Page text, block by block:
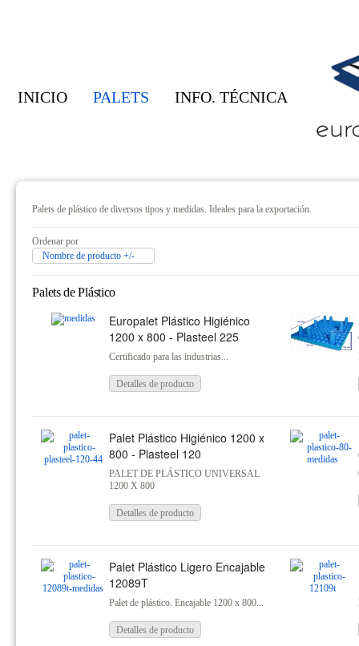
INICIO PALETS INFO. TÉCNICA
Palets de plástico de diversos tipos y medidas. Ideales para la exportación.
Ordenar por
Nombre de producto +/-
Palets de Plástico
Europalet Plástico Higiénico
1200 x 800 - Plasteel 225
Certificado para las industrias...
Detalles de producto
Palet Plástico Higiénico 1200 x
800 - Plasteel 120
PALET DE PLÁSTICO UNIVERSAL
1200 X 800
Detalles de producto
Palet Plástico Ligero Encajable
12089T
Palet de plástico. Encajable 1200 x 800...
Detalles de producto